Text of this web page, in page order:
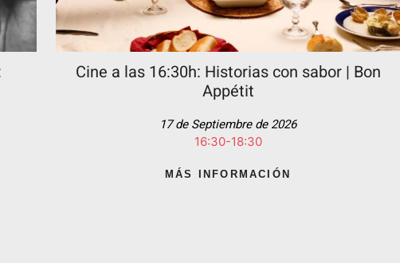
Cine a las 16:30h: Historias con sabor | Bon
Appétit
17 de Septiembre de 2026
16:30-18:30
MÁS INFORMACIÓN